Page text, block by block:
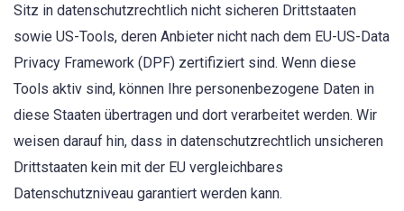
Sitz in datenschutzrechtlich nicht sicheren Drittstaaten
sowie US-Tools, deren Anbieter nicht nach dem EU-US-Data
Privacy Framework (DPF) zertifiziert sind. Wenn diese
Tools aktiv sind, können Ihre personenbezogene Daten in
diese Staaten übertragen und dort verarbeitet werden. Wir
weisen darauf hin, dass in datenschutzrechtlich unsicheren
Drittstaaten kein mit der EU vergleichbares
Datenschutzniveau garantiert werden kann.